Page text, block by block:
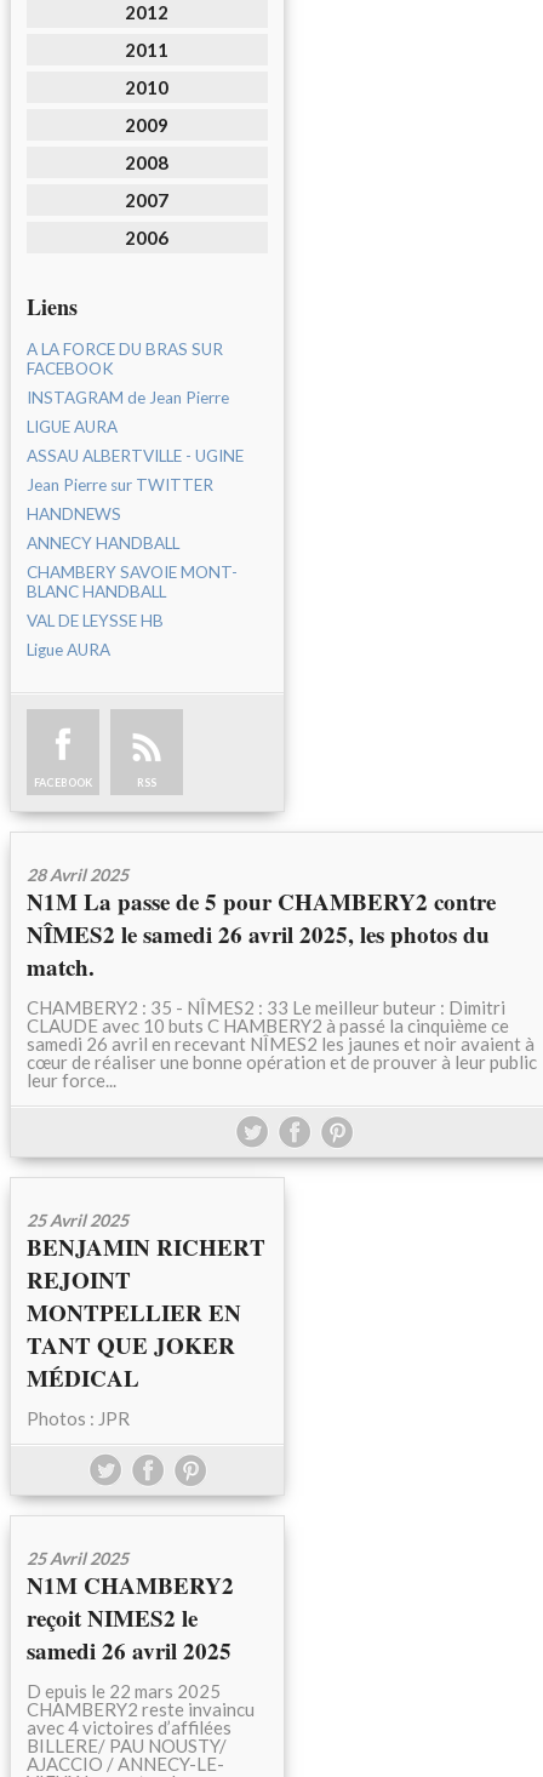
2012
2011
2010
2009
2008
2007
2006
Liens
A LA FORCE DU BRAS SUR
FACEBOOK
INSTAGRAM de Jean Pierre
LIGUE AURA
ASSAU ALBERTVILLE - UGINE
Jean Pierre sur TWITTER
HANDNEWS
ANNECY HANDBALL
CHAMBERY SAVOIE MONT-
BLANC HANDBALL
VAL DE LEYSSE HB
Ligue AURA
FACEBOOK RSS
28 Avril 2025
N1M La passe de 5 pour CHAMBERY2 contre
NÎMES2 le samedi 26 avril 2025, les photos du
match.
CHAMBERY2 : 35 - NÎMES2 : 33 Le meilleur buteur : Dimitri
CLAUDE avec 10 buts C HAMBERY2 à passé la cinquième ce
samedi 26 avril en recevant NÎMES2 les jaunes et noir avaient à
cœur de réaliser une bonne opération et de prouver à leur public
leur force...
25 Avril 2025
BENJAMIN RICHERT
REJOINT
MONTPELLIER EN
TANT QUE JOKER
MÉDICAL
Photos : JPR
25 Avril 2025
N1M CHAMBERY2
reçoit NIMES2 le
samedi 26 avril 2025
D epuis le 22 mars 2025
CHAMBERY2 reste invaincu
avec 4 victoires d’affilées
BILLERE/ PAU NOUSTY/
AJACCIO / ANNECY-LE-